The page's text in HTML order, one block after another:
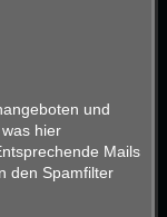
und
hier
Mails
den Spamfilter